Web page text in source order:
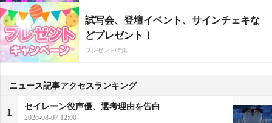
試写会、登壇イベント、サインチェキな
どプレゼント！
プレゼント特集
ニュース記事アクセスランキング
1
セイレーン役声優、選考理由を告白
2026-08-07 12:00